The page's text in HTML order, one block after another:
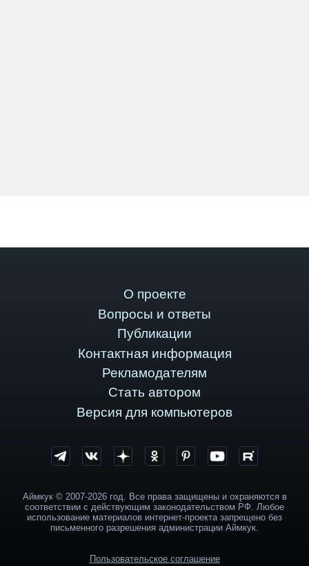
О проекте
Вопросы и ответы
Публикации
Контактная информация
Рекламодателям
Стать автором
Версия для компьютеров
Аймкук © 2007-2026 год. Все права защищены и охраняются в
соответствии с действующим законодательством РФ. Любое
использование материалов интернет-проекта запрещено без
письменного разрешения администрации Аймкук.
Пользовательское соглашение